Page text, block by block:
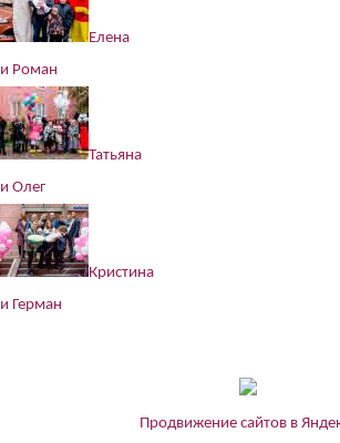
Елена
и Роман
Татьяна
и Олег
Кристина
и Герман
Продвижение сайтов в